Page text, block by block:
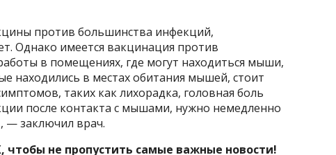
против большинства инфекций,
Однако имеется вакцинация против
в помещениях, где могут находиться мыши,
находились в местах обитания мышей, стоит
таких как лихорадка, головная боль
после контакта с мышами, нужно немедленно
— заключил врач.
чтобы не пропустить самые важные новости!